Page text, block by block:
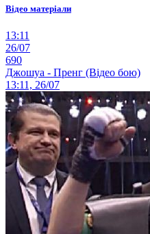
Відео матеріали
13:11
26/07
690
Джошуа - Пренг (Відео бою)
13:11, 26/07